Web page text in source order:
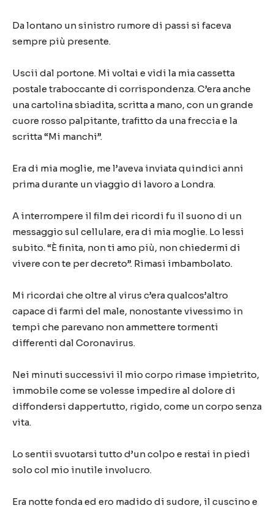
Da lontano un sinistro rumore di passi si faceva
sempre più presente.
Uscii dal portone. Mi voltai e vidi la mia cassetta
postale traboccante di corrispondenza. C’era anche
una cartolina sbiadita, scritta a mano, con un grande
cuore rosso palpitante, trafitto da una freccia e la
scritta “Mi manchi”.
Era di mia moglie, me l’aveva inviata quindici anni
prima durante un viaggio di lavoro a Londra.
A interrompere il film dei ricordi fu il suono di un
messaggio sul cellulare, era di mia moglie. Lo lessi
subito. “È finita, non ti amo più, non chiedermi di
vivere con te per decreto”. Rimasi imbambolato.
Mi ricordai che oltre al virus c’era qualcos’altro
capace di farmi del male, nonostante vivessimo in
tempi che parevano non ammettere tormenti
differenti dal Coronavirus.
Nei minuti successivi il mio corpo rimase impietrito,
immobile come se volesse impedire al dolore di
diffondersi dappertutto, rigido, come un corpo senza
vita.
Lo sentii svuotarsi tutto d’un colpo e restai in piedi
solo col mio inutile involucro.
Era notte fonda ed ero madido di sudore, il cuscino e